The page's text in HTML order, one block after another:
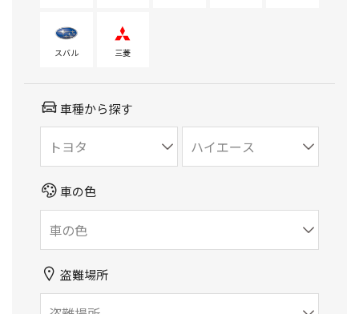
スバル 三菱
車種から探す
車の色
盗難場所